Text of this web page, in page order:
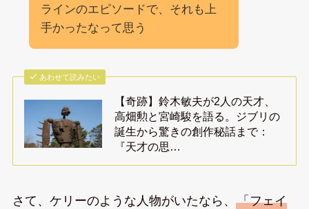
ラインのエピソードで、それも上
手かったなって思う
あわせて読みたい
【奇跡】鈴木敏夫が2人の天才、
高畑勲と宮崎駿を語る。ジブリの
誕生から驚きの創作秘話まで：
『天才の思…
さて、ケリーのような人物がいたなら、 「フェイ